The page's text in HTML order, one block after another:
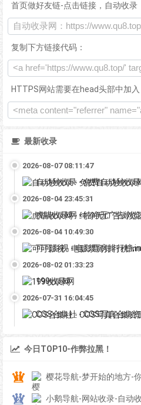
首页做好友链-点击链接，自动收录
复制下方链接代码：
HTTPS网站需要在head头部中加入
最新收录
2026-08-07 08:11:47
自动秒收录 - 免费自动秒收
2026-08-04 23:45:31
虎喵收录网 - 纯净无广告浏
2026-08-04 10:49:30
可可影视 - 电影票房排行榜
2026-08-02 01:33:23
199收录网
2026-07-31 16:04:45
COS合集社 - COS写真合集
今日TOP10-作弊拉黑！
樱花导航-梦开始的地方-
小鹅导航-网站收录-自动